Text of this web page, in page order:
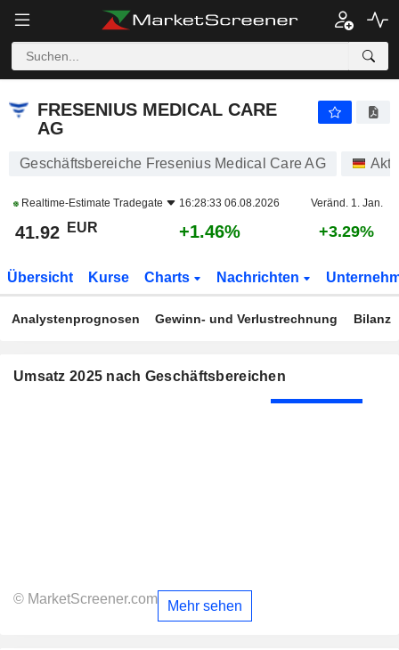
FRESENIUS MEDICAL CARE
AG
Geschäftsbereiche Fresenius Medical Care AG
Realtime-Estimate Tradegate 16:28:33 06.08.2026 Veränd. 1. Jan.
41.92 EUR +1.46% +3.29%
Übersicht Kurse Charts Nachrichten
Analystenprognosen Gewinn- und Verlustrechnung Bilanz
Umsatz 2025 nach Geschäftsbereichen
© MarketScreener.com Mehr sehen